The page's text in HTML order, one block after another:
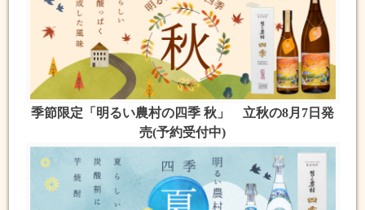
季節限定「明るい農村の四季 秋」 立秋の8月7日発
売(予約受付中)